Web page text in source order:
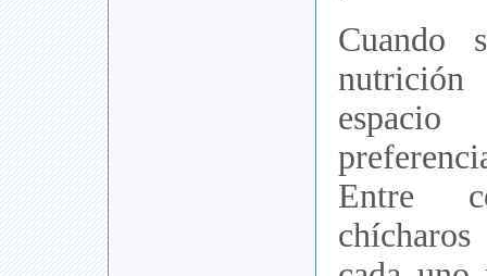
Cuando
Entre